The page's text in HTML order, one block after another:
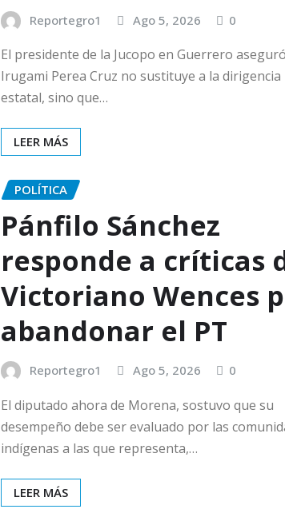
Reportegro1 Ago 5, 2026 0
El presidente de la Jucopo en Guerrero
Irugami Perea Cruz no sustituye a la dirigencia
estatal, sino que…
LEER MÁS
POLÍTICA
Pánfilo Sánchez
responde a críticas
Victoriano Wences
abandonar el PT
Reportegro1 Ago 5, 2026 0
El diputado ahora de Morena, sostuvo que su
desempeño debe ser evaluado por las
indígenas a las que representa,…
LEER MÁS